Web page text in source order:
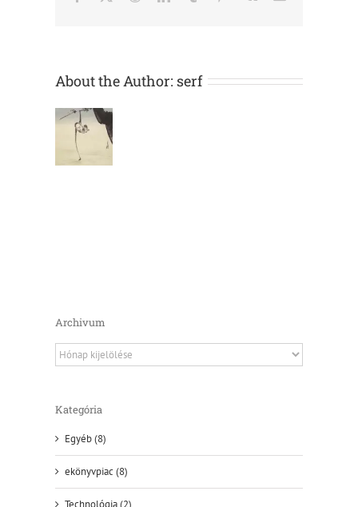
your-
About the Author: serf
Archivum
Archivum
Kategória
Egyéb (8)
ekönyvpiac (8)
Technológia (2)